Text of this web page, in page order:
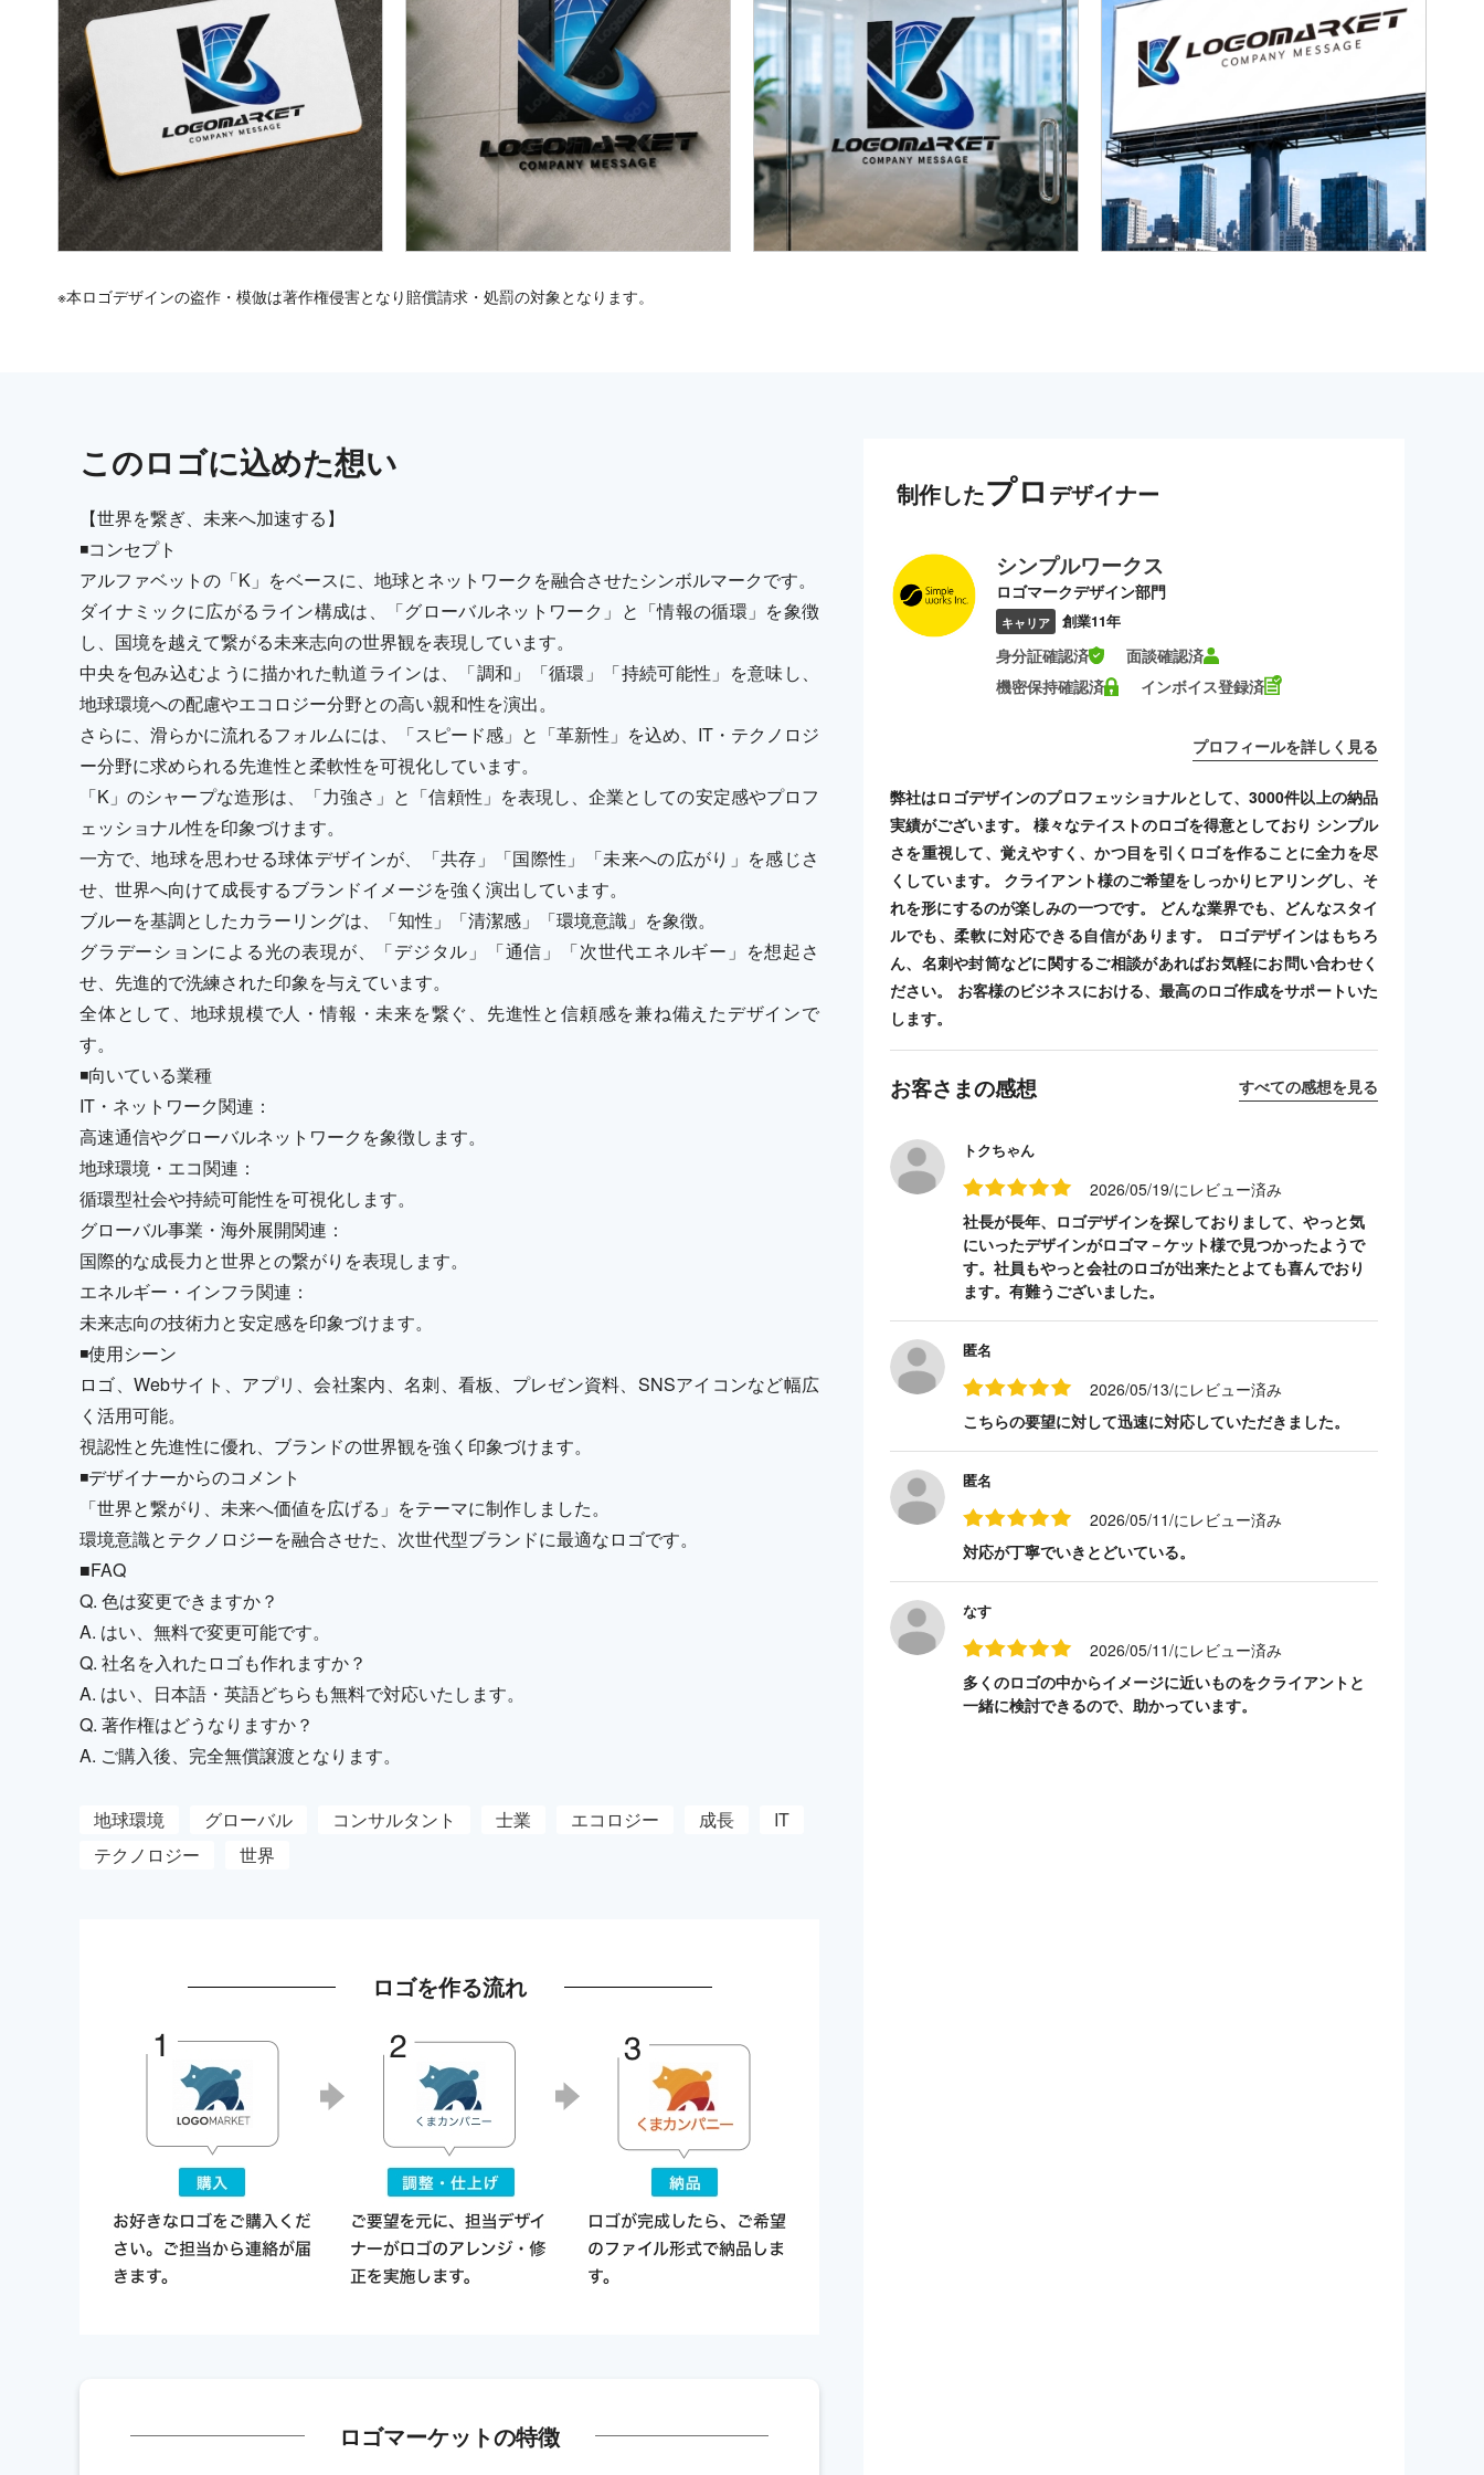
※本ロゴデザインの盗作・模倣は著作権侵害となり賠償請求・処罰の対象となります。
このロゴに込めた想い
【世界を繋ぎ、未来へ加速する】
◾️コンセプト
アルファベットの「K」をベースに、地球とネットワークを融合させたシンボルマークです。
ダイナミックに広がるライン構成は、「グローバルネットワーク」と「情報の循環」を象徴
し、国境を越えて繋がる未来志向の世界観を表現しています。
中央を包み込むように描かれた軌道ラインは、「調和」「循環」「持続可能性」を意味し、
地球環境への配慮やエコロジー分野との高い親和性を演出。
さらに、滑らかに流れるフォルムには、「スピード感」と「革新性」を込め、IT・テクノロジ
ー分野に求められる先進性と柔軟性を可視化しています。
「K」のシャープな造形は、「力強さ」と「信頼性」を表現し、企業としての安定感やプロフ
ェッショナル性を印象づけます。
一方で、地球を思わせる球体デザインが、「共存」「国際性」「未来への広がり」を感じさ
せ、世界へ向けて成長するブランドイメージを強く演出しています。
ブルーを基調としたカラーリングは、「知性」「清潔感」「環境意識」を象徴。
グラデーションによる光の表現が、「デジタル」「通信」「次世代エネルギー」を想起さ
せ、先進的で洗練された印象を与えています。
全体として、地球規模で人・情報・未来を繋ぐ、先進性と信頼感を兼ね備えたデザインで
す。
◾️向いている業種
IT・ネットワーク関連：
高速通信やグローバルネットワークを象徴します。
地球環境・エコ関連：
循環型社会や持続可能性を可視化します。
グローバル事業・海外展開関連：
国際的な成長力と世界との繋がりを表現します。
エネルギー・インフラ関連：
未来志向の技術力と安定感を印象づけます。
◾️使用シーン
ロゴ、Webサイト、アプリ、会社案内、名刺、看板、プレゼン資料、SNSアイコンなど幅広
く活用可能。
視認性と先進性に優れ、ブランドの世界観を強く印象づけます。
◾️デザイナーからのコメント
「世界と繋がり、未来へ価値を広げる」をテーマに制作しました。
環境意識とテクノロジーを融合させた、次世代型ブランドに最適なロゴです。
■FAQ
Q. 色は変更できますか？
A. はい、無料で変更可能です。
Q. 社名を入れたロゴも作れますか？
A. はい、日本語・英語どちらも無料で対応いたします。
Q. 著作権はどうなりますか？
A. ご購入後、完全無償譲渡となります。
地球環境 グローバル コンサルタント 士業 エコロジー 成長
IT
テクノロジー
世界
ロゴを作る流れ
ロゴマーケットの特徴
制作したプロ デザイナー
シンプルワークス
ロゴマークデザイン部門
キャリア 創業11年
身分証確認済
面談確認済
機密保持確認済
インボイス登録済
プロフィールを詳しく見る
弊社はロゴデザインのプロフェッショナルとして、3000件以上の納品
実績がございます。 様々なテイストのロゴを得意としており シンプル
さを重視して、覚えやすく、かつ目を引くロゴを作ることに全力を尽
くしています。 クライアント様のご希望をしっかりヒアリングし、そ
れを形にするのが楽しみの一つです。 どんな業界でも、どんなスタイ
ルでも、柔軟に対応できる自信があります。 ロゴデザインはもちろ
ん、名刺や封筒などに関するご相談があればお気軽にお問い合わせく
ださい。 お客様のビジネスにおける、最高のロゴ作成をサポートいた
します。
お客さまの感想 すべての感想を見る
トクちゃん
2026/05/19/にレビュー済み
社長が長年、ロゴデザインを探しておりまして、やっと気
にいったデザインがロゴマ－ケット様で見つかったようで
す。社員もやっと会社のロゴが出来たとよても喜んでおり
ます。有難うございました。
匿名
2026/05/13/にレビュー済み
こちらの要望に対して迅速に対応していただきました。
匿名
2026/05/11/にレビュー済み
対応が丁寧でいきとどいている。
なす
2026/05/11/にレビュー済み
多くのロゴの中からイメージに近いものをクライアントと
一緒に検討できるので、助かっています。